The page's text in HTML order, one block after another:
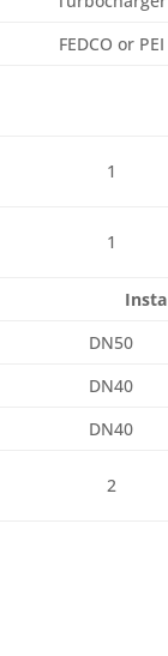
FEDCO or PEI
1
1
DN50
DN40
DN40
2